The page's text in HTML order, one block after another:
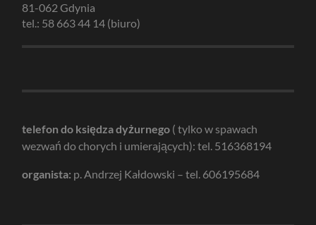
81-062 Gdynia
tel.: 58 663 44 14 (biuro)
telefon do księdza dyżurnego ( tylko w spawach
wezwań do chorych i umierających): tel. 516368194
organista: p. Andrzej Kałdowski – tel. 606195684